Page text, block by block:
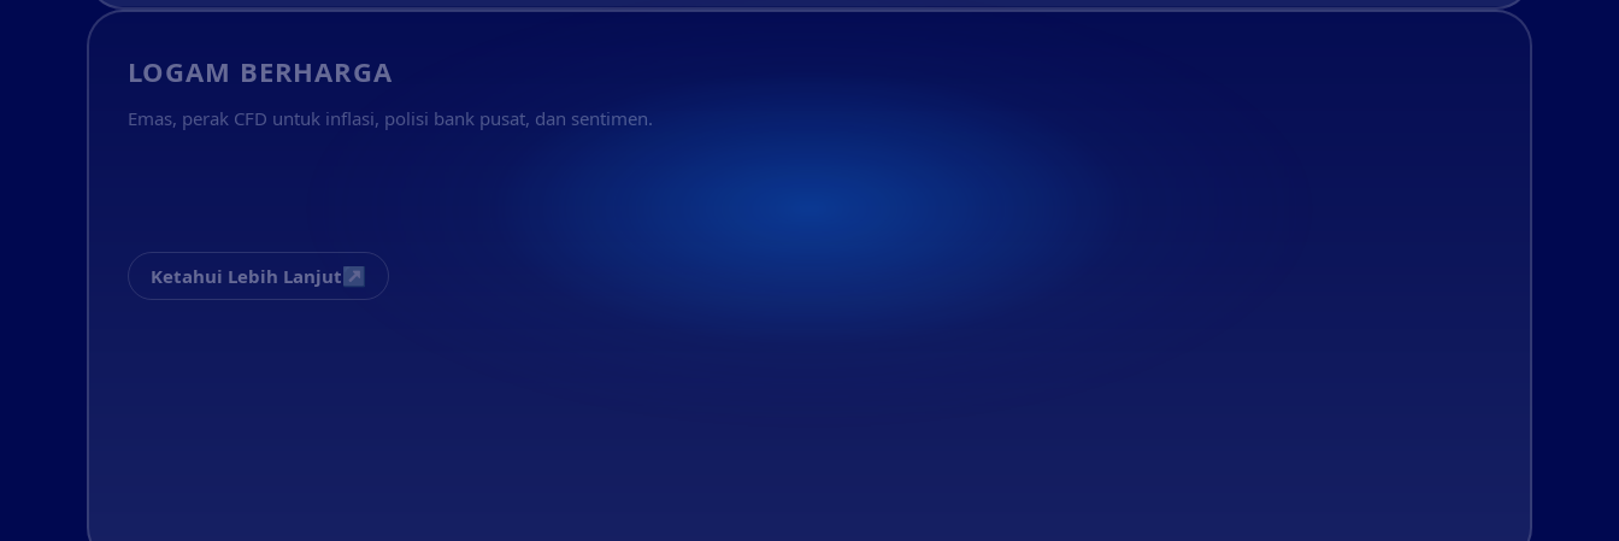
LOGAM BERHARGA
Emas, perak CFD untuk inflasi, polisi bank pusat, dan sentimen.
Ketahui Lebih Lanjut↗